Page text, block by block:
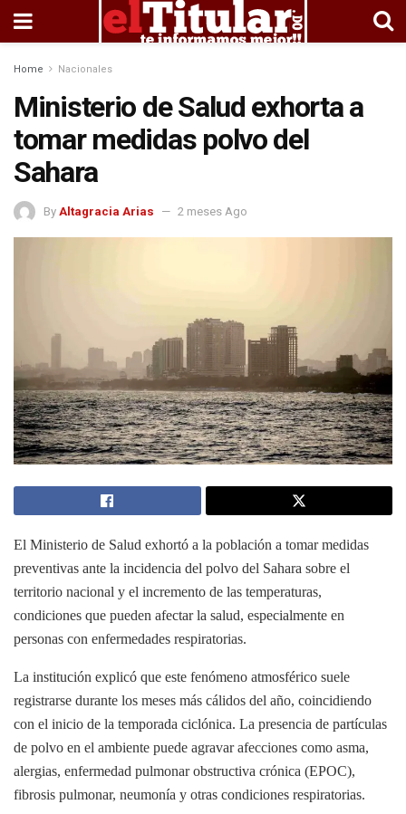
Home Nacionales
Ministerio de Salud exhorta a
tomar medidas polvo del
Sahara
By Altagracia Arias 2 meses Ago
El Ministerio de Salud exhortó a la población a tomar medidas
preventivas ante la incidencia del polvo del Sahara sobre el
territorio nacional y el incremento de las temperaturas,
condiciones que pueden afectar la salud, especialmente en
personas con enfermedades respiratorias.
La institución explicó que este fenómeno atmosférico suele
registrarse durante los meses más cálidos del año, coincidiendo
con el inicio de la temporada ciclónica. La presencia de partículas
de polvo en el ambiente puede agravar afecciones como asma,
alergias, enfermedad pulmonar obstructiva crónica (EPOC),
fibrosis pulmonar, neumonía y otras condiciones respiratorias.